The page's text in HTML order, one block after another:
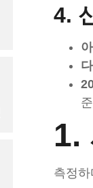
4.
1.
측정하